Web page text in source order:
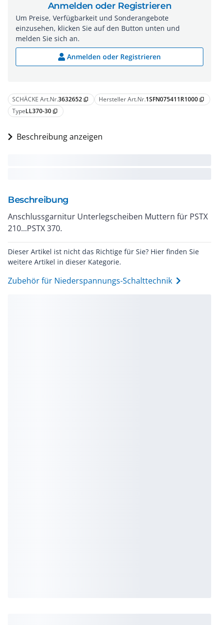
SCHÄCKE Art.Nr.3632652 content_copy Hersteller Art.Nr.1SFN075411R1000 content_copy
TypeLL370-30 content_copy
Beschreibung anzeigen
Beschreibung
Anschlussgarnitur Unterlegscheiben Muttern für PSTX
210...PSTX 370.
Dieser Artikel ist nicht das Richtige für Sie? Hier finden Sie
weitere Artikel in dieser Kategorie.
Zubehör für Niederspannungs-Schalttechnik
Anmelden oder Registrieren
Um Preise, Verfügbarkeit und Sonderangebote
einzusehen, klicken Sie auf den Button unten und
melden Sie sich an.
Anmelden oder Registrieren